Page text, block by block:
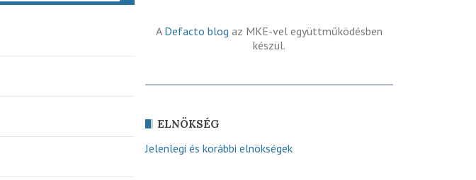
A Defacto blog az MKE-vel együttműködésben
készül.
ELNÖKSÉG
Jelenlegi és korábbi elnökségek